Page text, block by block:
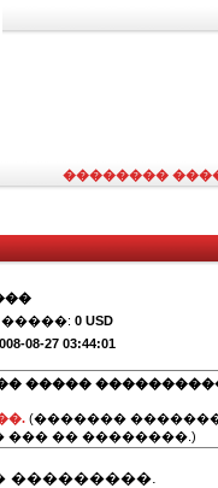
��������
0 USD
08-27 03:44:01
�����
(�������
�� ��������.)
���������.